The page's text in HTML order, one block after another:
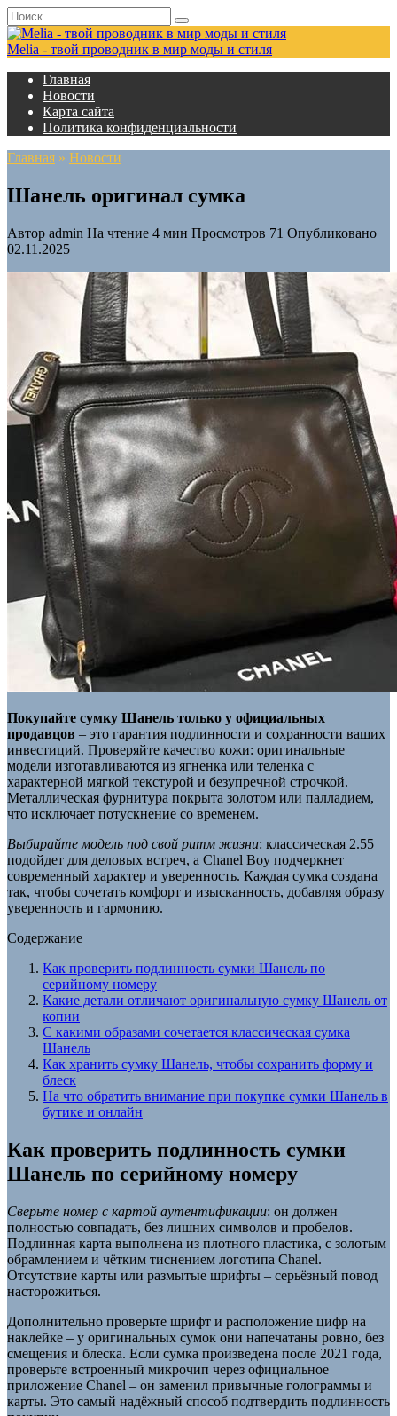
Перейти
к
содержанию
Search
for:
Melia - твой проводник в мир моды и стиля
Главная
Новости
Карта сайта
Политика конфиденциальности
Главная » Новости
Шанель оригинал сумка
Автор admin На чтение 4 мин Просмотров 71 Опубликовано
02.11.2025
Покупайте сумку Шанель только у официальных
продавцов – это гарантия подлинности и сохранности ваших
инвестиций. Проверяйте качество кожи: оригинальные
модели изготавливаются из ягненка или теленка с
характерной мягкой текстурой и безупречной строчкой.
Металлическая фурнитура покрыта золотом или палладием,
что исключает потускнение со временем.
Выбирайте модель под свой ритм жизни: классическая 2.55
подойдет для деловых встреч, а Chanel Boy подчеркнет
современный характер и уверенность. Каждая сумка создана
так, чтобы сочетать комфорт и изысканность, добавляя образу
уверенность и гармонию.
Содержание
Как проверить подлинность сумки Шанель по
серийному номеру
Какие детали отличают оригинальную сумку Шанель от
копии
С какими образами сочетается классическая сумка
Шанель
Как хранить сумку Шанель, чтобы сохранить форму и
блеск
На что обратить внимание при покупке сумки Шанель в
бутике и онлайн
Как проверить подлинность сумки
Шанель по серийному номеру
Сверьте номер с картой аутентификации: он должен
полностью совпадать, без лишних символов и пробелов.
Подлинная карта выполнена из плотного пластика, с золотым
обрамлением и чётким тиснением логотипа Chanel.
Отсутствие карты или размытые шрифты – серьёзный повод
насторожиться.
Дополнительно проверьте шрифт и расположение цифр на
наклейке – у оригинальных сумок они напечатаны ровно, без
смещения и блеска. Если сумка произведена после 2021 года,
проверьте встроенный микрочип через официальное
приложение Chanel – он заменил привычные голограммы и
карты. Это самый надёжный способ подтвердить подлинность